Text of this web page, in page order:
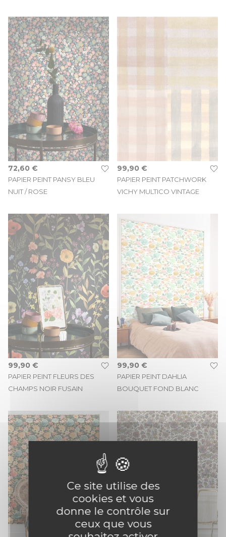
PAPIER PEINT PANSY BLEU
NUIT / ROSE
72,60 €
PAPIER PEINT PATCHWORK
VICHY MULTICO VINTAGE
99,90 €
PAPIER PEINT FLEURS DES
CHAMPS NOIR FUSAIN
99,90 €
PAPIER PEINT DAHLIA
BOUQUET FOND BLANC
99,90 €
Ce site utilise des
cookies et vous
donne le contrôle sur
ceux que vous